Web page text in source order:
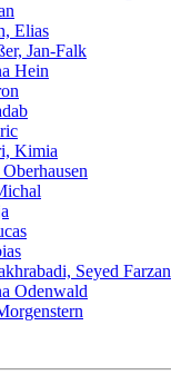
Elias
Jan-Falk
Hein
Kimia
Seyed Farzan
Odenwald